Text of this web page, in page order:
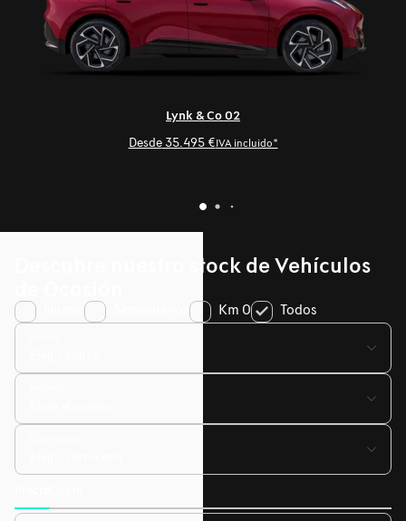
Lynk & Co 02
Desde35.495 €IVA incluido*
Descubre nuestro stock de Vehículos
Km 0 Todos